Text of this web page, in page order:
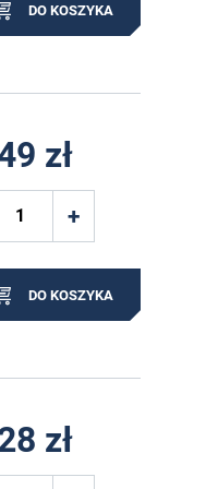
DO KOSZYKA
zł
DO KOSZYKA
zł